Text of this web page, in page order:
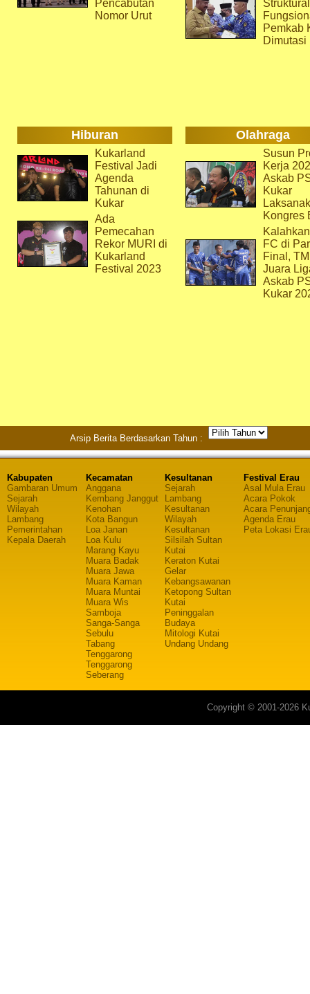
Pencabutan
Nomor Urut
Pemkab
Dimutasi
Hiburan Olahraga
Kukarland
Festival Jadi
Agenda
Tahunan di
Kukar
Ada
Pemecahan
Rekor MURI di
Kukarland
Festival 2023
Susun
Kerja
Askab
Kukar
Kongres
FC di
Final,
Juara
Askab
Kukar
Arsip Berita Berdasarkan Tahun :
Kabupaten
Gambaran Umum
Sejarah
Wilayah
Lambang
Pemerintahan
Kepala Daerah
Kecamatan
Anggana
Kembang Janggut
Kenohan
Kota Bangun
Loa Janan
Loa Kulu
Marang Kayu
Muara Badak
Muara Jawa
Muara Kaman
Muara Muntai
Muara Wis
Samboja
Sanga-Sanga
Sebulu
Tabang
Tenggarong
Tenggarong
Seberang
Kesultanan
Sejarah
Lambang
Kesultanan
Wilayah
Kesultanan
Silsilah Sultan
Kutai
Keraton Kutai
Gelar
Kebangsawanan
Ketopong Sultan
Kutai
Peninggalan
Budaya
Mitologi Kutai
Undang Undang
Festival Erau
Asal Mula Erau
Acara Pokok
Acara
Agenda Erau
Peta Lokasi
Copyright © 2001-2026